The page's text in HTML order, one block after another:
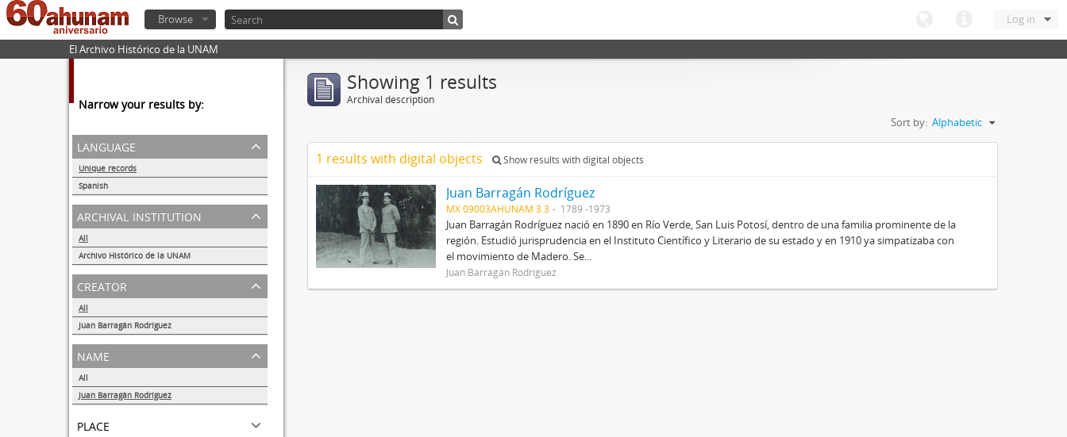
Log in
Browse
El Archivo Histórico de la UNAM
Narrow your results by:
language
Unique records
Spanish
1
archival institution
All
Archivo Histórico de la UNAM
1
creator
All
Juan Barragán Rodríguez
1
name
All
Juan Barragán Rodríguez
place
Showing 1 results
Archival description
Sort by: Alphabetic
1 results with digital objects Show results with digital objects
Juan Barragán Rodríguez
MX 09003AHUNAM 3.3 1789 -1973
Juan Barragán Rodríguez nació en 1890 en Río Verde, San Luis Potosí, dentro de una familia prominente de la
región. Estudió jurisprudencia en el Instituto Científico y Literario de su estado y en 1910 ya simpatizaba con
el movimiento de Madero. Se...
Juan Barragán Rodríguez